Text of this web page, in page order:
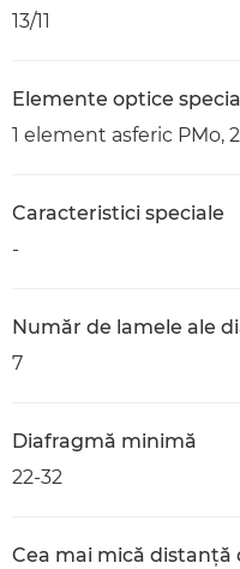
13/11
Elemente optice
1 element asferic PMo,
Caracteristici speciale
-
Număr de lamele ale
7
Diafragmă minimă
22-32
Cea mai mică distanţă